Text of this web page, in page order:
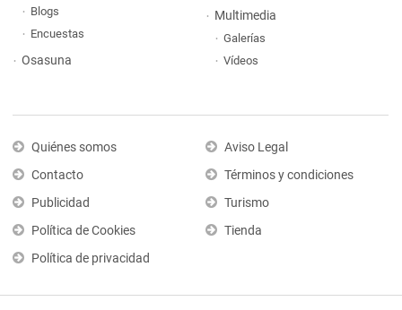
Blogs
Encuestas
Osasuna
Multimedia
Galerías
Vídeos
Quiénes somos
Contacto
Publicidad
Política de Cookies
Política de privacidad
Aviso Legal
Términos y condiciones
Turismo
Tienda